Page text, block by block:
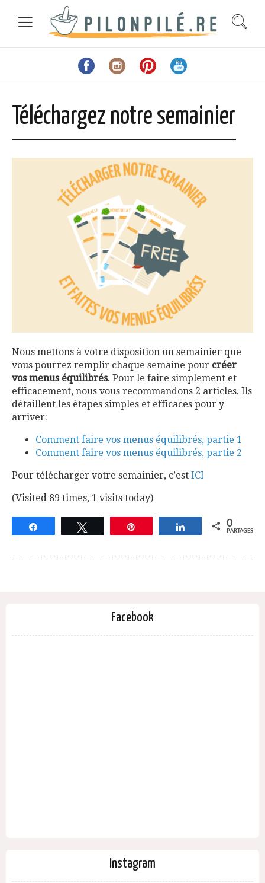
Téléchargez notre semainier
Nous mettons à votre disposition un semainier que
vous pourrez remplir chaque semaine pour créer
vos menus équilibrés. Pour le faire simplement et
efficacement, nous vous recommandons 2 articles. Ils
détaillent les étapes simples et efficaces pour y
arriver:
Comment faire vos menus équilibrés, partie 1
Comment faire vos menus équilibrés, partie 2
Pour télécharger votre semainier, c’est ICI
(Visited 89 times, 1 visits today)
Partagez 0
PARTAGES
Facebook
Instagram